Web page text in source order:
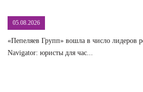
05.08.2026
«Пепеляев Групп» вошла в число лидеров
Navigator: юристы для час...